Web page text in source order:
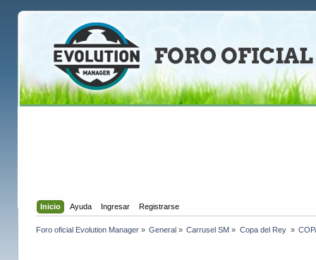
Inicio Ayuda Ingresar Registrarse
Foro oficial Evolution Manager» General » Carrusel SM » Copa del Rey »